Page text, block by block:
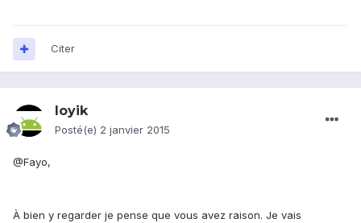
Citer
loyik
Posté(e) 2 janvier 2015
@Fayo,
À bien y regarder je pense que vous avez raison. Je vais